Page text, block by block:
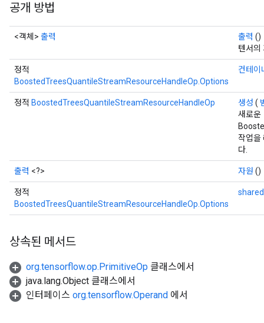
공개 방법
<객체> 출력 출력 ()
텐서의
정적
BoostedTreesQuantileStreamResourceHandleOp.Options
컨테이
정적 BoostedTreesQuantileStreamResourceHandleOp 생성 (
새로운
작업을
다.
출력 <?> 자원 ()
정적
BoostedTreesQuantileStreamResourceHandleOp.Options
상속된 메서드
org.tensorflow.op.PrimitiveOp 클래스에서
java.lang.Object 클래스에서
인터페이스 org.tensorflow.Operand 에서